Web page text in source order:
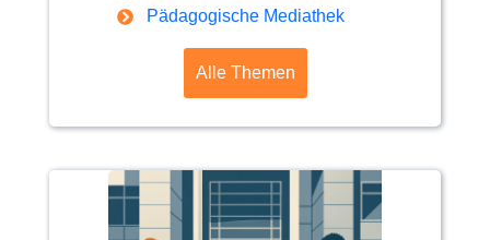
Pädagogische Mediathek
Alle Themen